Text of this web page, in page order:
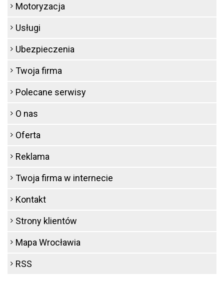
Motoryzacja
Usługi
Ubezpieczenia
Twoja firma
Polecane serwisy
O nas
Oferta
Reklama
Twoja firma w internecie
Kontakt
Strony klientów
Mapa Wrocławia
RSS